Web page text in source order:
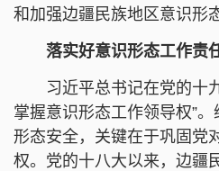
和加强边疆民族地区意识形
落实好意识形态工作责
习近平总书记在党的十九
掌握意识形态工作领导权”
形态安全，关键在于巩固党
权。党的十八大以来，边疆